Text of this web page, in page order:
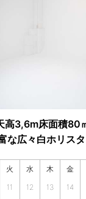
高3,6m床面積80
な広々白ホリス
火
11
水
12
木
13
金
14